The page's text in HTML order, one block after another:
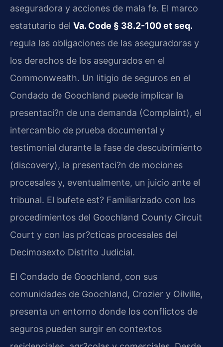
aseguradora y acciones de mala fe. El marco
estatutario del Va. Code § 38.2-100 et seq.
regula las obligaciones de las aseguradoras y
los derechos de los asegurados en el
Commonwealth. Un litigio de seguros en el
Condado de Goochland puede implicar la
presentaci?n de una demanda (Complaint), el
intercambio de prueba documental y
testimonial durante la fase de descubrimiento
(discovery), la presentaci?n de mociones
procesales y, eventualmente, un juicio ante el
tribunal. El bufete est? Familiarizado con los
procedimientos del Goochland County Circuit
Court y con las pr?cticas procesales del
Decimosexto Distrito Judicial.
El Condado de Goochland, con sus
comunidades de Goochland, Crozier y Oilville,
presenta un entorno donde los conflictos de
seguros pueden surgir en contextos